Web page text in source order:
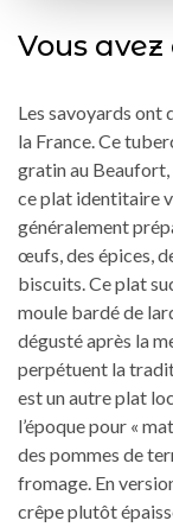
Vous
Les savoyards ont
la France. Ce
gratin au
ce plat identitaire
généralement
œufs, des épices,
biscuits. Ce plat
moule bardé de
dégusté après la
perpétuent la
est un autre plat
l’époque pour «
des pommes de
fromage. En
crêpe plutôt